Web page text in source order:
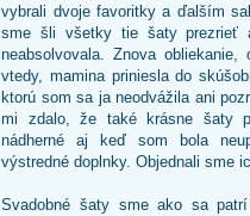
vybrali dvoje favoritky a ďalším
sme šli všetky tie šaty prezrieť
neabsolvovala. Znova
vtedy, mamina priniesla do
ktorú som sa ja neodvážila ani
mi zdalo, že také krásne šaty
nádherné aj keď som bola
výstredné doplnky. Objednali sme
Svadobné šaty sme ako sa